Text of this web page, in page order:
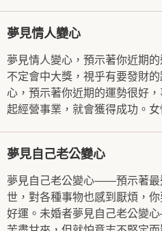
夢見情人變心
夢見情人變心，預示著你近期
不定會中大獎，視乎有要發財
心，預示著你近期的運勢很好
起經營事業，就會獲得成功。
夢見自己老公變心
夢見自己老公變心——預示著最
世，對各種事物也感到厭煩，
好運。未婚者夢見自己老公變